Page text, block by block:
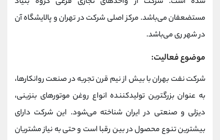
مستضعفان می‌باشد. مرکز اصلی شرکت در تهران و پالایشگاه آن
در شهر ری می‌باشد.
موضوع فعالیت:
شرکت نفت بهران با بیش از نیم قرن تجربه در صنعت روانکارها،
به عنوان بزرگترین تولیدکننده انواع روغن موتورهای بنزینی،
دیزلی و صنعتی در ایران شناخته می‌شود. این شرکت دارای
بیشترین تنوع محصول در بین رقبا است و حتی به نیاز مشتریان